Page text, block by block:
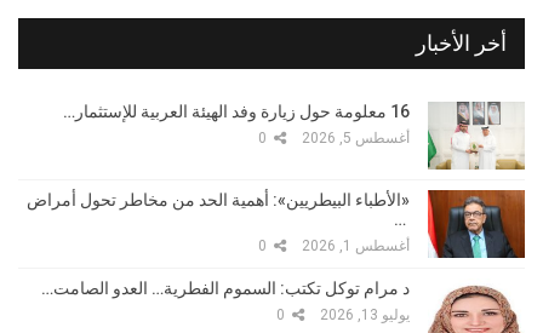
أخر الأخبار
16 معلومة حول زيارة وفد الهيئة العربية للإستثمار…
أغسطس 5, 2026
«الأطباء البيطريين»: أهمية الحد من مخاطر تحول أمراض
…
أغسطس 1, 2026
د مرام توكل تكتب: السموم الفطرية… العدو الصامت…
يوليو 13, 2026